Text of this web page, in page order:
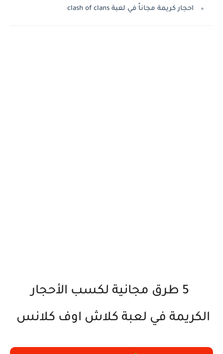
احجار كريمة مجاناً في لعبة clash of clans
5 طرق مجانية لكسب الأحجار
الكريمة في لعبة كلاش اوف كلانس